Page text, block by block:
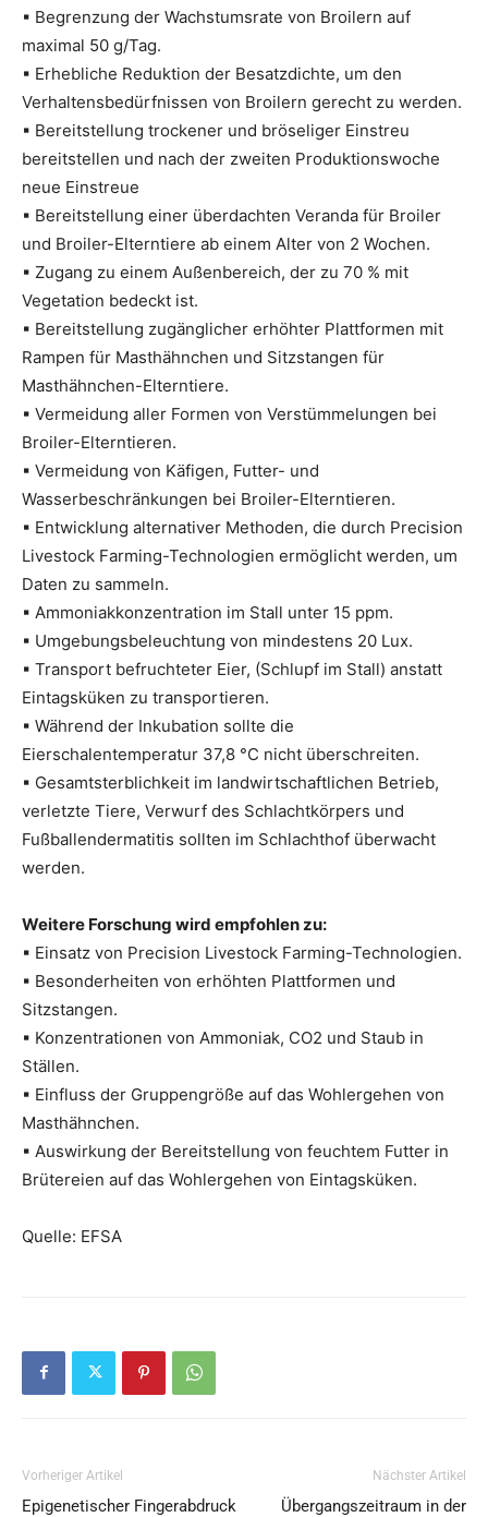
▪ Begrenzung der Wachstumsrate von Broilern auf
maximal 50 g/Tag.
▪ Erhebliche Reduktion der Besatzdichte, um den
Verhaltensbedürfnissen von Broilern gerecht zu werden.
▪ Bereitstellung trockener und bröseliger Einstreu
bereitstellen und nach der zweiten Produktionswoche
neue Einstreue
▪ Bereitstellung einer überdachten Veranda für Broiler
und Broiler-Elterntiere ab einem Alter von 2 Wochen.
▪ Zugang zu einem Außenbereich, der zu 70 % mit
Vegetation bedeckt ist.
▪ Bereitstellung zugänglicher erhöhter Plattformen mit
Rampen für Masthähnchen und Sitzstangen für
Masthähnchen-Elterntiere.
▪ Vermeidung aller Formen von Verstümmelungen bei
Broiler-Elterntieren.
▪ Vermeidung von Käfigen, Futter- und
Wasserbeschränkungen bei Broiler-Elterntieren.
▪ Entwicklung alternativer Methoden, die durch Precision
Livestock Farming-Technologien ermöglicht werden, um
Daten zu sammeln.
▪ Ammoniakkonzentration im Stall unter 15 ppm.
▪ Umgebungsbeleuchtung von mindestens 20 Lux.
▪ Transport befruchteter Eier, (Schlupf im Stall) anstatt
Eintagsküken zu transportieren.
▪ Während der Inkubation sollte die
Eierschalentemperatur 37,8 °C nicht überschreiten.
▪ Gesamtsterblichkeit im landwirtschaftlichen Betrieb,
verletzte Tiere, Verwurf des Schlachtkörpers und
Fußballendermatitis sollten im Schlachthof überwacht
werden.
Weitere Forschung wird empfohlen zu:
▪ Einsatz von Precision Livestock Farming-Technologien.
▪ Besonderheiten von erhöhten Plattformen und
Sitzstangen.
▪ Konzentrationen von Ammoniak, CO2 und Staub in
Ställen.
▪ Einfluss der Gruppengröße auf das Wohlergehen von
Masthähnchen.
▪ Auswirkung der Bereitstellung von feuchtem Futter in
Brütereien auf das Wohlergehen von Eintagsküken.
Quelle: EFSA
Vorheriger Artikel
Epigenetischer Fingerabdruck
Nächster Artikel
Übergangszeitraum in der